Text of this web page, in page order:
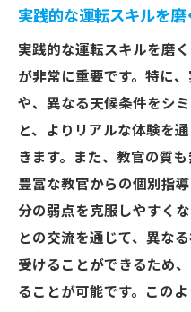
実践的な運転スキルを
実践的な運転スキルを磨
が非常に重要です。特に
や、異なる天候条件をシ
と、よりリアルな体験を
きます。また、教官の質
豊富な教官からの個別指
分の弱点を克服しやすく
との交流を通じて、異な
受けることができるため
ることが可能です。この